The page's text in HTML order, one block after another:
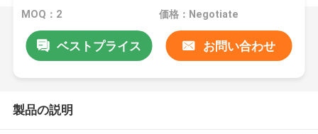
る
MOQ：2 価格：Negotiate
ベストプライス お問い合わせ
製品の説明